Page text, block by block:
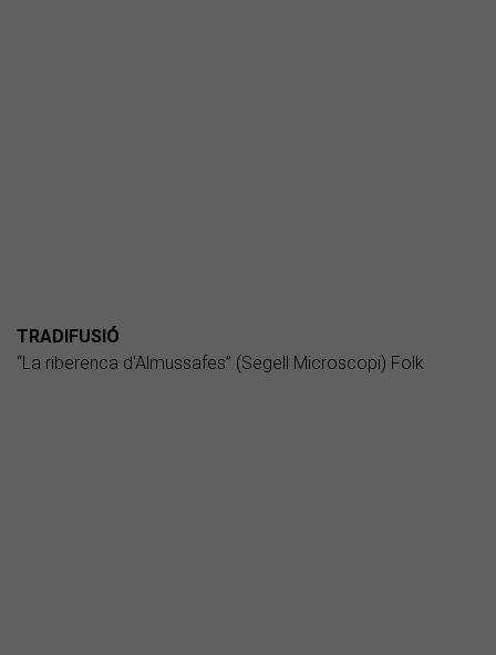
TRADIFUSIÓ
“La riberenca d'Almussafes” (Segell Microscopi) Folk